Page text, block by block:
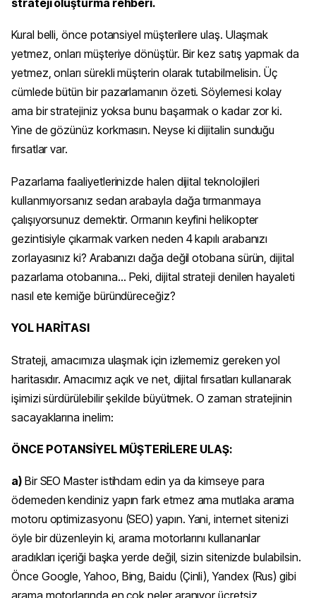
strateji oluşturma rehberi.
Kural belli, önce potansiyel müşterilere ulaş. Ulaşmak
yetmez, onları müşteriye dönüştür. Bir kez satış yapmak da
yetmez, onları sürekli müşterin olarak tutabilmelisin. Üç
cümlede bütün bir pazarlamanın özeti. Söylemesi kolay
ama bir stratejiniz yoksa bunu başarmak o kadar zor ki.
Yine de gözünüz korkmasın. Neyse ki dijitalin sunduğu
fırsatlar var.
Pazarlama faaliyetlerinizde halen dijital teknolojileri
kullanmıyorsanız sedan arabayla dağa tırmanmaya
çalışıyorsunuz demektir. Ormanın keyfini helikopter
gezintisiyle çıkarmak varken neden 4 kapılı arabanızı
zorlayasınız ki? Arabanızı dağa değil otobana sürün, dijital
pazarlama otobanına… Peki, dijital strateji denilen hayaleti
nasıl ete kemiğe büründüreceğiz?
YOL HARİTASI
Strateji, amacımıza ulaşmak için izlememiz gereken yol
haritasıdır. Amacımız açık ve net, dijital fırsatları kullanarak
işimizi sürdürülebilir şekilde büyütmek. O zaman stratejinin
sacayaklarına inelim:
ÖNCE POTANSİYEL MÜŞTERİLERE ULAŞ:
a)Bir SEO Master istihdam edin ya da kimseye para
ödemeden kendiniz yapın fark etmez ama mutlaka arama
motoru optimizasyonu (SEO) yapın. Yani, internet sitenizi
öyle bir düzenleyin ki, arama motorlarını kullananlar
aradıkları içeriği başka yerde değil, sizin sitenizde bulabilsin.
Önce Google, Yahoo, Bing, Baidu (Çinli), Yandex (Rus) gibi